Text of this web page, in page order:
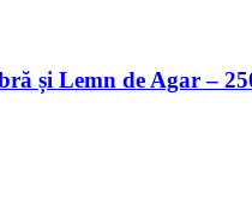
și Lemn de Agar –